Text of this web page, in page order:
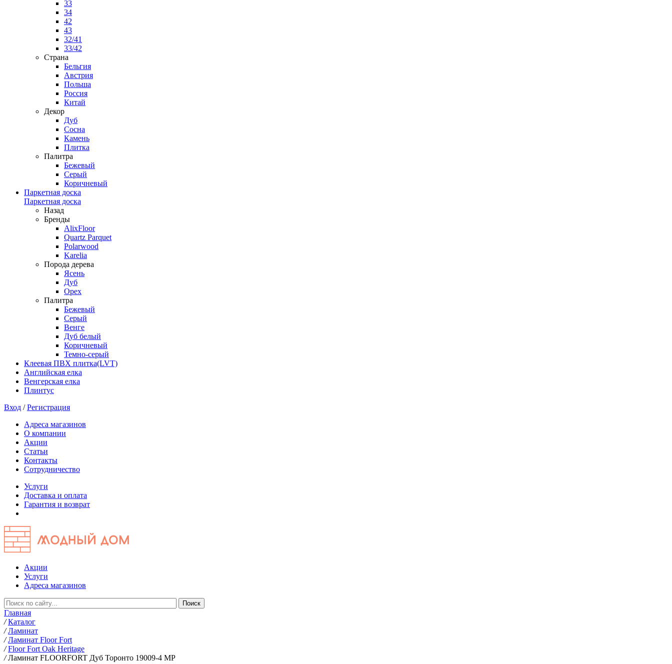
33
34
42
43
32/41
33/42
Страна
Бельгия
Австрия
Польша
Россия
Китай
Декор
Дуб
Сосна
Камень
Плитка
Палитра
Бежевый
Серый
Коричневый
Паркетная доска
Паркетная доска
Назад
Бренды
AlixFloor
Quartz Parquet
Polarwood
Karelia
Порода дерева
Ясень
Дуб
Орех
Палитра
Бежевый
Серый
Венге
Дуб белый
Коричневый
Темно-серый
Клеевая ПВХ плитка(LVT)
Английская елка
Венгерская елка
Плинтус
Вход /Регистрация
Адреса магазинов
О компании
Акции
Статьи
Контакты
Сотрудничество
Услуги
Доставка и оплата
Гарантия и возврат
Акции
Услуги
Адреса магазинов
Главная
/ Каталог
/ Ламинат
/ Ламинат Floor Fort
/ Floor Fort Oak Heritage
/ Ламинат FLOORFORT Дуб Торонто 19009-4 MP